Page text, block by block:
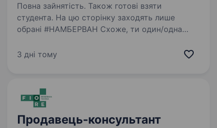
Повна зайнятість. Також готові взяти
студента. На цю сторінку заходять лише
обрані #НАМБЕРВАН Схоже, ти один/одна
новинок в домашніх гаджетах та сервісах
3 дні тому
Продавець-консультант